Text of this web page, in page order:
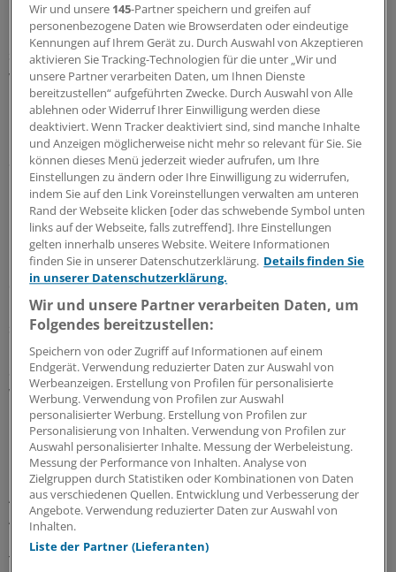
Bei Menschen mit einer solchen Diät war die
Darmkrebsrate im Schnitt 17 Prozent geringer als bei
solchen, die weitgehend auf Vollkornprodukte
verzichteten.
Diese Reduktion betraf in gleichem Maße Kolon- und
Rektalkarzinome, so die Analyse von insgesamt sieben
Studien.
Ballaststoffe aus Hülsenfrüchten
In vier Studien war der Einfluss von Ballaststoffen aus
Hülsenfrüchten untersucht worden. Bei Teilnehmern,
die viel davon aßen, war die Rate von
Kolorektalkarzinomen um 11 Prozent niedriger als bei
solchen, die keine Hülsenfrüchte mochten.
Schließlich wurde auch in jeweils neun Studien geschaut,
welchen Einfluss Ballaststoffe aus sonstigem Gemüse
und Obst haben. Hierbei gab es jedoch kaum
Unterschiede bei der Darmkrebsrate zwischen Gruppen
mit hohem und niedrigem Konsum.
Aus diesen Daten versuchten die Autoren der Meta-
Analyse eine Dosis-Wirkungsbeziehung zu berechnen,
und zwar, um wie viel Prozent eine Dosis von 10g pro
Tag der jeweiligen Ballaststoffe das Darmkrebsrisiko
Wir und unsere 145-Partner speichern und greifen auf
personenbezogene Daten wie Browserdaten oder eindeutige
Kennungen auf Ihrem Gerät zu. Durch Auswahl von Akzeptieren
aktivieren Sie Tracking-Technologien für die unter „Wir und
unsere Partner verarbeiten Daten, um Ihnen Dienste
bereitzustellen“ aufgeführten Zwecke. Durch Auswahl von Alle
ablehnen oder Widerruf Ihrer Einwilligung werden diese
deaktiviert. Wenn Tracker deaktiviert sind, sind manche Inhalte
und Anzeigen möglicherweise nicht mehr so relevant für Sie. Sie
können dieses Menü jederzeit wieder aufrufen, um Ihre
Einstellungen zu ändern oder Ihre Einwilligung zu widerrufen,
indem Sie auf den Link Voreinstellungen verwalten am unteren
Rand der Webseite klicken [oder das schwebende Symbol unten
links auf der Webseite, falls zutreffend]. Ihre Einstellungen
gelten innerhalb unseres Website. Weitere Informationen
finden Sie in unserer Datenschutzerklärung. Details finden Sie
in unserer Datenschutzerklärung.
Wir und unsere Partner verarbeiten Daten, um
Folgendes bereitzustellen:
Speichern von oder Zugriff auf Informationen auf einem
Endgerät. Verwendung reduzierter Daten zur Auswahl von
Werbeanzeigen. Erstellung von Profilen für personalisierte
Werbung. Verwendung von Profilen zur Auswahl
personalisierter Werbung. Erstellung von Profilen zur
Personalisierung von Inhalten. Verwendung von Profilen zur
Auswahl personalisierter Inhalte. Messung der Werbeleistung.
Messung der Performance von Inhalten. Analyse von
Zielgruppen durch Statistiken oder Kombinationen von Daten
aus verschiedenen Quellen. Entwicklung und Verbesserung der
Angebote. Verwendung reduzierter Daten zur Auswahl von
Inhalten.
Liste der Partner (Lieferanten)